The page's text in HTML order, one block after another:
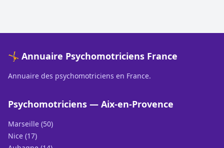
🤸 Annuaire Psychomotriciens France
Annuaire des psychomotriciens en France.
Psychomotriciens — Aix-en-Provence
Marseille (50)
Nice (17)